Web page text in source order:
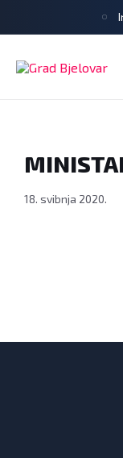
18. svibnja 2020.